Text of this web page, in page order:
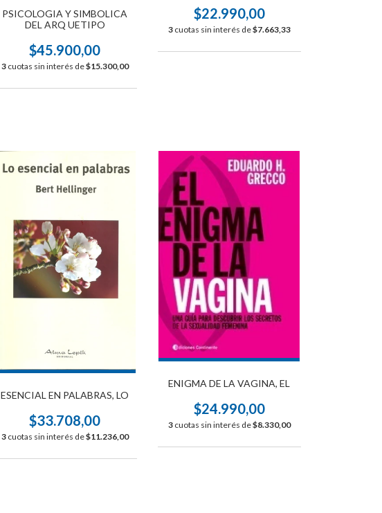
PSICOLOGIA Y SIMBOLICA
DEL ARQ UETIPO
$45.900,00
3 cuotas sin interés de$15.300,00
$22.990,00
3 cuotas sin interés de$7.663,33
ESENCIAL EN PALABRAS, LO
$33.708,00
3 cuotas sin interés de$11.236,00
ENIGMA DE LA VAGINA, EL
$24.990,00
3 cuotas sin interés de$8.330,00